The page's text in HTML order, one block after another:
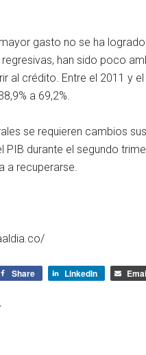
gasto no se ha
han sido poco
al crédito. Entre el 2011 y
a 69,2%.
se requieren cambios
durante el segundo
a recuperarse.
Share LinkedIn